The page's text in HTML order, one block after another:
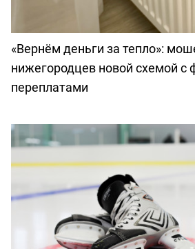
«Вернём деньги за тепло»:
нижегородцев новой схемой
переплатами